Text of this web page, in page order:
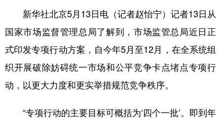
科技 科创 量子 体育
文化 书画 健康
法律 中央文件 金融
新华社北京5月13日电（记者赵怡宁）记者13日从
国家市场监督管理总局了解到，市场监管总局近日正
式印发专项行动方案，自今年5月至12月，在全系统组
织开展破除妨碍统一市场和公平竞争卡点堵点专项行
动，以更大力度和更实举措规范竞争秩序。
“专项行动的主要目标可概括为‘四个一批’。即到年